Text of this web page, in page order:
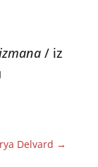
/ iz
Delvard →